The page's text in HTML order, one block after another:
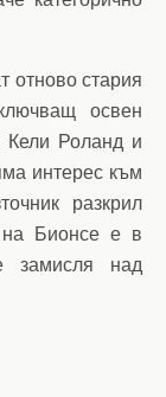
отново стария
освен
Кели Роланд и
интерес към
разкрил
на Бионсе е в
замисля над